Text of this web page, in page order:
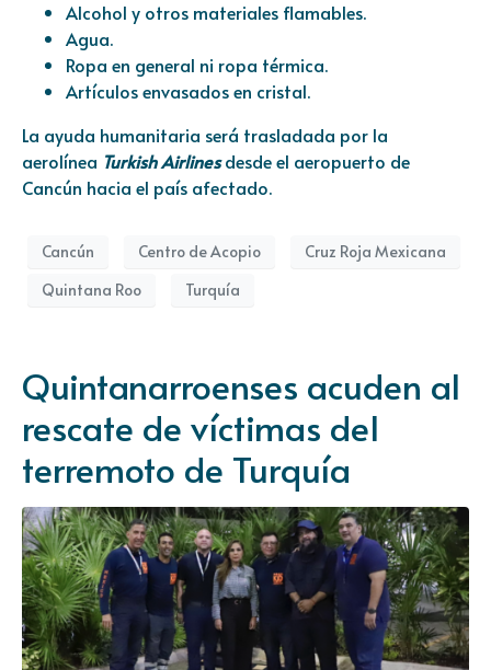
Alcohol y otros materiales flamables.
Agua.
Ropa en general ni ropa térmica.
Artículos envasados en cristal.
La ayuda humanitaria será trasladada por la
aerolínea Turkish Airlinesdesde el aeropuerto de
Cancún hacia el país afectado.
Cancún Centro de Acopio
Cruz Roja Mexicana
Quintana Roo
Turquía
Quintanarroenses acuden al
rescate de víctimas del
terremoto de Turquía